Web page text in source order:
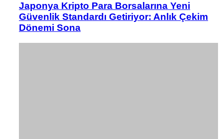
Japonya Kripto Para Borsalarına Yeni
Güvenlik Standardı Getiriyor: Anlık Çekim
Dönemi Sona